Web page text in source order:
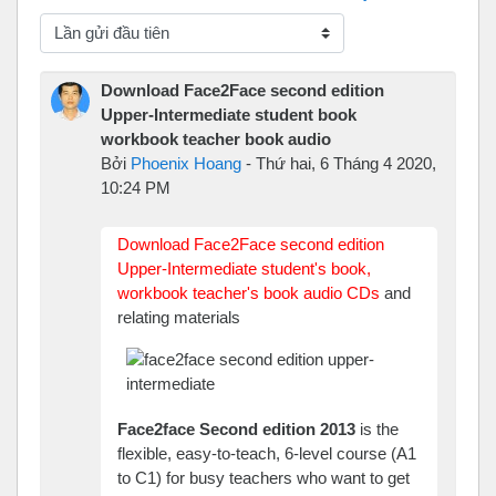
Chế độ hiển thị
Download Face2Face second edition
Upper-Intermediate student book
workbook teacher book audio
Bởi Phoenix Hoang - Thứ hai, 6 Tháng 4 2020,
10:24 PM
Download Face2Face second edition
Upper-Intermediate student's book,
workbook teacher's book audio CDs and
relating materials
Face2face Second edition 2013 is the
flexible, easy-to-teach, 6-level course (A1
to C1) for busy teachers who want to get